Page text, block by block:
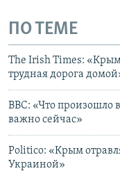
ПО ТЕМЕ
Thе Irish Тimes:
трудная дорога
ВВС: «Что произошло
важно сейчас»
Рolitico: «Крым
Украиной»